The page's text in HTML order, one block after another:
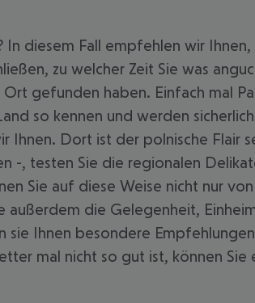
diesem Fall empfehlen wir
zu welcher Zeit Sie was
gefunden haben. Einfach mal
so kennen und werden
Ihnen. Dort ist der polnische Flair
-, testen Sie die regionalen
Sie auf diese Weise nicht nur
außerdem die Gelegenheit,
sie Ihnen besondere
mal nicht so gut ist, können